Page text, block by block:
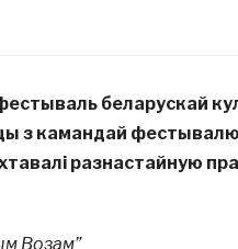
беларускай
з камандай фестывалю
разнастайную
Возам”